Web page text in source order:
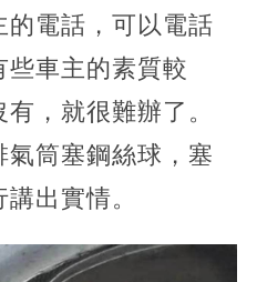
的電話，可以電話
車主的素質較
，就很難辦了。
筒塞鋼絲球，塞
出實情。